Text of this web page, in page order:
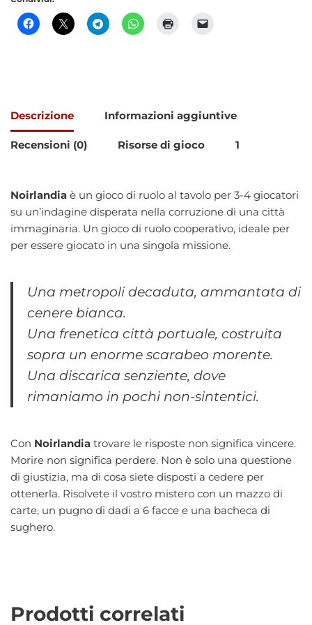
Descrizione Informazioni aggiuntive
Recensioni (0) Risorse di gioco 1
Noirlandia è un gioco di ruolo al tavolo per 3-4 giocatori
su un’indagine disperata nella corruzione di una città
immaginaria. Un gioco di ruolo cooperativo, ideale per
per essere giocato in una singola missione.
Una metropoli decaduta, ammantata di
cenere bianca.
Una frenetica città portuale, costruita
sopra un enorme scarabeo morente.
Una discarica senziente, dove
rimaniamo in pochi non-sintentici.
Con Noirlandia trovare le risposte non significa vincere.
Morire non significa perdere. Non è solo una questione
di giustizia, ma di cosa siete disposti a cedere per
ottenerla. Risolvete il vostro mistero con un mazzo di
carte, un pugno di dadi a 6 facce e una bacheca di
sughero.
Prodotti correlati